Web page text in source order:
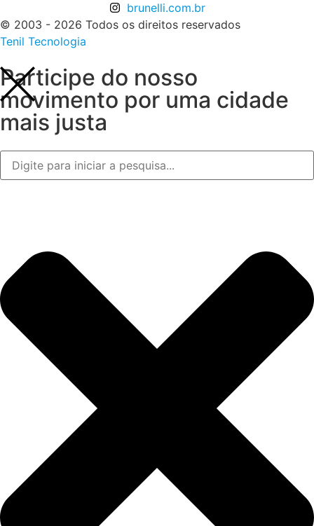
brunelli.com.br
© 2003 - 2026 Todos os direitos reservados
Tenil Tecnologia
Participe do nosso
movimento por uma cidade
mais justa